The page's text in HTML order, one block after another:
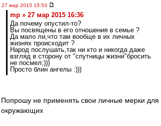
27 мар 2015 15:53
mp » 27 мар 2015 16:36
Да почему опустил-то?
Вы посвящены в его отношения в семье ?
Да мало ли,что там вообще в их личных
жизнях происходит ?
Народ послушать,так ни кто и никогда даже
взгляд в сторону от "спутницы жизни"бросить
не посмел;)))
Просто блин ангелы :)))
Попрошу не применять свои личные мерки для
окружающих